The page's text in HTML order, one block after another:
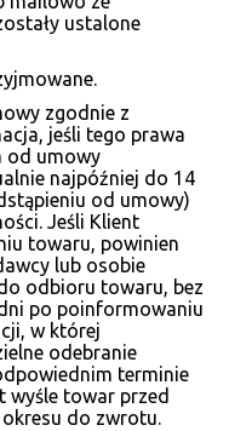
ustalone
zgodnie z
jeśli tego prawa
od umowy
najpóźniej do 14
od umowy)
Jeśli Klient
towaru, powinien
lub osobie
odbioru towaru, bez
po poinformowaniu
w której
odebranie
terminie
wyśle towar przed
do zwrotu.